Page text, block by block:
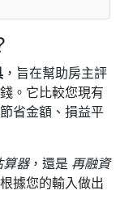
，旨在幫助房主評
。它比較您現有
省金額、損益平
算器，還是 再融資
據您的輸入做出